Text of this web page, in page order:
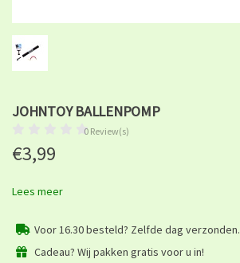
JOHNTOY BALLENPOMP
0 Review(s)
€3,99
Lees meer
Voor 16.30 besteld? Zelfde dag verzonden.
Cadeau? Wij pakken gratis voor u in!